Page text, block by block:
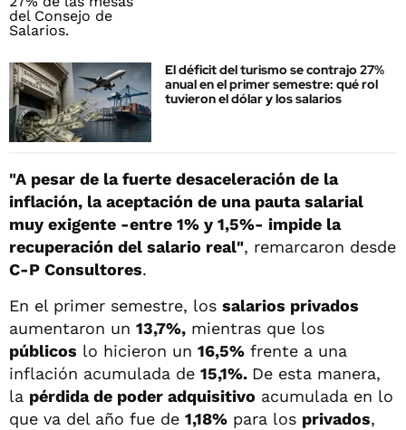
El déficit del turismo se contrajo 27%
anual en el primer semestre: qué rol
tuvieron el dólar y los salarios
"A pesar de la fuerte desaceleración de la
inflación, la aceptación de una pauta salarial
muy exigente -entre 1% y 1,5%- impide la
recuperación del salario real", remarcaron desde
C-P Consultores.
En el primer semestre, los salarios privados
aumentaron un 13,7%, mientras que los
públicos lo hicieron un 16,5% frente a una
inflación acumulada de 15,1%. De esta manera,
la pérdida de poder adquisitivo acumulada en lo
que va del año fue de 1,18% para los privados,